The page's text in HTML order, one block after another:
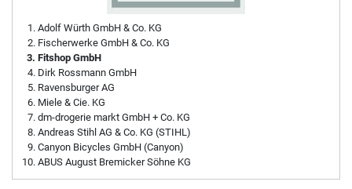
Adolf Würth GmbH & Co. KG
Fischerwerke GmbH & Co. KG
Fitshop GmbH
Dirk Rossmann GmbH
Ravensburger AG
Miele & Cie. KG
dm-drogerie markt GmbH + Co. KG
Andreas Stihl AG & Co. KG (STIHL)
Canyon Bicycles GmbH (Canyon)
ABUS August Bremicker Söhne KG